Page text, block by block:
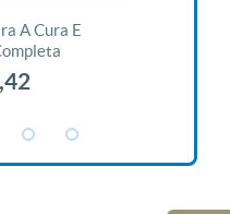
A Cura E